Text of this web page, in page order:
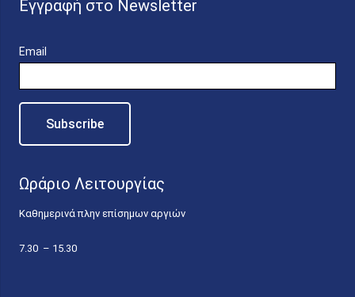
Εγγραφή στο Newsletter
Email
Ωράριο Λειτουργίας
Καθημερινά πλην επίσημων αργιών
7.30 – 15.30